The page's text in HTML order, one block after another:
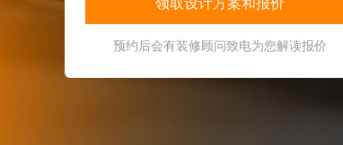
预约后会有装修顾问致电为您解读报价